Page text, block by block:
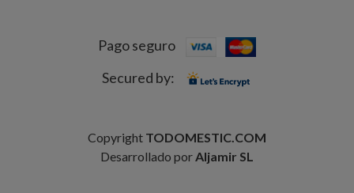
Pago seguro
Secured by:
Copyright TODOMESTIC.COM
Desarrollado porAljamir SL